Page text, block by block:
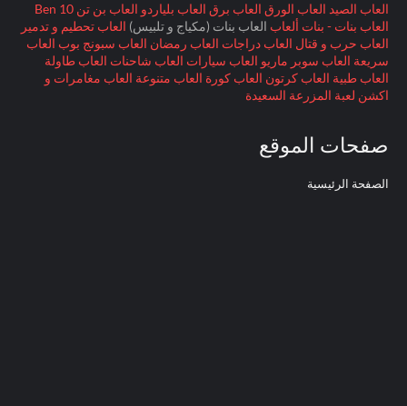
العاب الصيد العاب الورق العاب برق العاب بلياردو العاب بن تن Ben 10
العاب بنات - بنات ألعاب العاب بنات (مكياج و تلبيس) العاب تحطيم و تدمير
العاب حرب و قتال العاب دراجات العاب رمضان العاب سبونج بوب العاب
سريعة العاب سوبر ماريو العاب سيارات العاب شاحنات العاب طاولة
العاب طبية العاب كرتون العاب كورة العاب متنوعة العاب مغامرات و
اكشن لعبة المزرعة السعيدة
صفحات الموقع
الصفحة الرئيسية